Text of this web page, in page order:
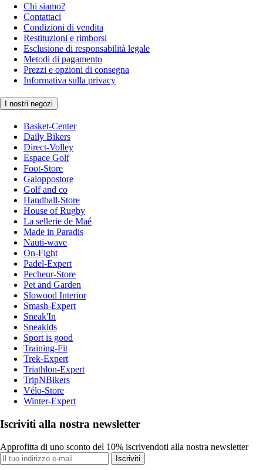
Chi siamo?
Contattaci
Condizioni di vendita
Restituzioni e rimborsi
Esclusione di responsabilità legale
Metodi di pagamento
Prezzi e opzioni di consegna
Informativa sulla privacy
I nostri negozi
Basket-Center
Daily Bikers
Direct-Volley
Espace Golf
Foot-Store
Galoppostore
Golf and co
Handball-Store
House of Rugby
La sellerie de Maé
Made in Paradis
Nauti-wave
On-Fight
Padel-Expert
Pecheur-Store
Pet and Garden
Slowood Interior
Smash-Expert
Sneak'In
Sneakids
Sport is good
Training-Fit
Trek-Expert
Triathlon-Expert
TripNBikers
Vélo-Store
Winter-Expert
Iscriviti alla nostra newsletter
Approfitta di uno sconto del 10% iscrivendoti alla nostra newsletter
Iscriviti